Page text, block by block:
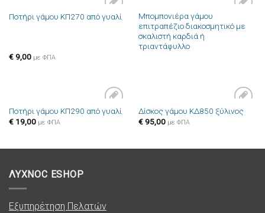
Πρόσθήκη
Ποτήρι γάμου ΚΠ270 από γυαλί
€9,00 με ΦΠΑ
στην λίστα
Μπομπονιέρα γάμου
επιτραπέζιο διακοσμητικό με
σκαλιστή καρδιά ή
τριαντάφυλλο
Πρόσθήκη
Ποτήρι γάμου ΚΠ290 από γυαλί
€19,00 με ΦΠΑ
Πρόσθήκη
Δίσκος γάμου ΚΔ850 ξύλινος
€95,00 με ΦΠΑ
ΛΥΧΝΟC ESHOP
Εξυπηρέτηση Πελατών